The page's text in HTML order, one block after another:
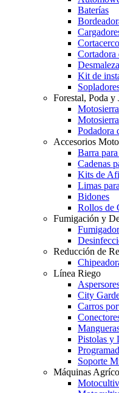
Baterías
Cortadora
Kit de
Forestal, Poda y
Podadora
Accesorios
Barra
Cadenas
Kits de
Limas
Bidones
Rollos de
Fumigación y
Reducción de
Línea Riego
City
Carros
Pistolas y
Soporte
Máquinas